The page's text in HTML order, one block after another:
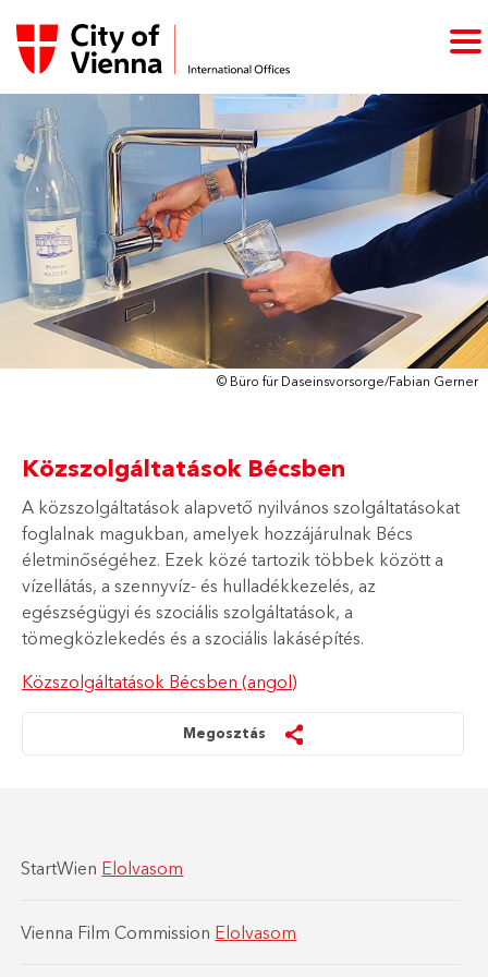
© Büro für Daseinsvorsorge/Fabian Gerner
Közszolgáltatások Bécsben
A közszolgáltatások alapvető nyilvános szolgáltatásokat
foglalnak magukban, amelyek hozzájárulnak Bécs
életminőségéhez. Ezek közé tartozik többek között a
vízellátás, a szennyvíz- és hulladékkezelés, az
egészségügyi és szociális szolgáltatások, a
tömegközlekedés és a szociális lakásépítés.
Közszolgáltatások Bécsben (angol)
Megosztás
StartWien Elolvasom
Vienna Film Commission Elolvasom